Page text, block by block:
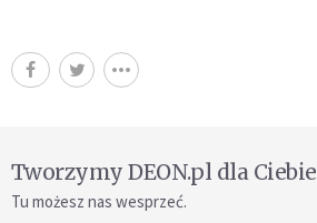
Tworzymy DEON.pl dla Ciebie
Tu możesz nas wesprzeć.